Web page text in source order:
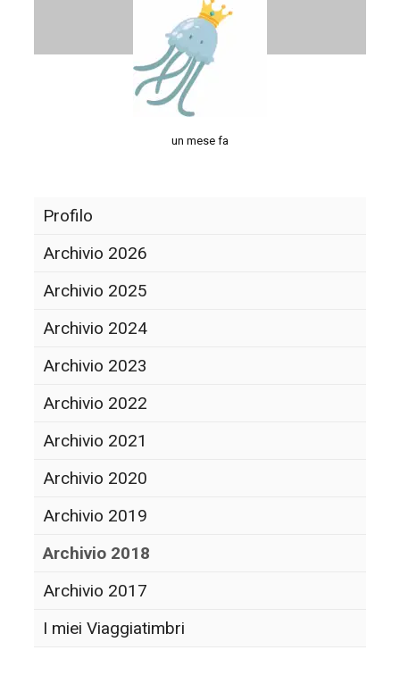
un mese fa
Profilo
Archivio 2026
Archivio 2025
Archivio 2024
Archivio 2023
Archivio 2022
Archivio 2021
Archivio 2020
Archivio 2019
Archivio 2018
Archivio 2017
I miei Viaggiatimbri